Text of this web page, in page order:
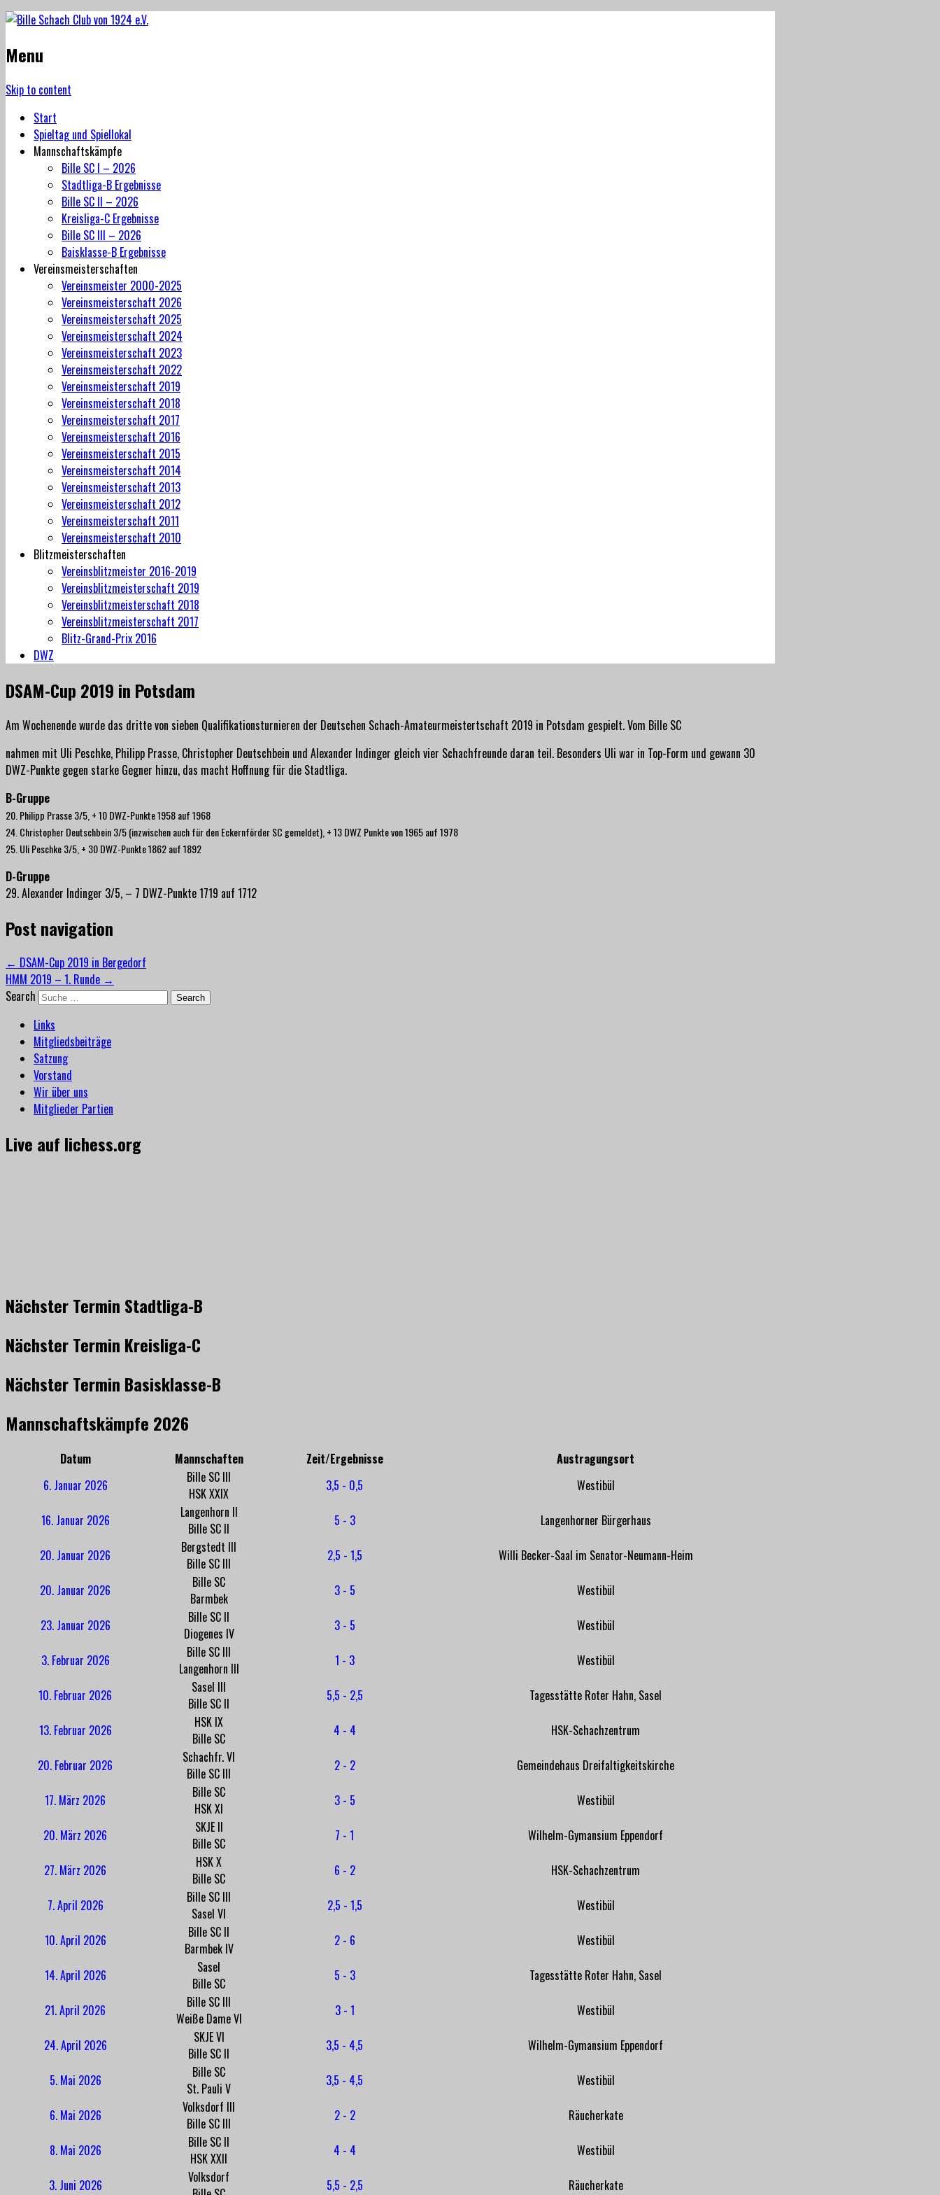
Menu
Skip to content
Start
Spieltag und Spiellokal
Mannschaftskämpfe
Bille SC I – 2026
Stadtliga-B Ergebnisse
Bille SC II – 2026
Kreisliga-C Ergebnisse
Bille SC III – 2026
Baisklasse-B Ergebnisse
Vereinsmeisterschaften
Vereinsmeister 2000-2025
Vereinsmeisterschaft 2026
Vereinsmeisterschaft 2025
Vereinsmeisterschaft 2024
Vereinsmeisterschaft 2023
Vereinsmeisterschaft 2022
Vereinsmeisterschaft 2019
Vereinsmeisterschaft 2018
Vereinsmeisterschaft 2017
Vereinsmeisterschaft 2016
Vereinsmeisterschaft 2015
Vereinsmeisterschaft 2014
Vereinsmeisterschaft 2013
Vereinsmeisterschaft 2012
Vereinsmeisterschaft 2011
Vereinsmeisterschaft 2010
Blitzmeisterschaften
Vereinsblitzmeister 2016-2019
Vereinsblitzmeisterschaft 2019
Vereinsblitzmeisterschaft 2018
Vereinsblitzmeisterschaft 2017
Blitz-Grand-Prix 2016
DWZ
DSAM-Cup 2019 in Potsdam
Am Wochenende wurde das dritte von sieben Qualifikationsturnieren der Deutschen Schach-Amateurmeistertschaft 2019 in Potsdam gespielt. Vom Bille SC
nahmen mit Uli Peschke, Philipp Prasse, Christopher Deutschbein und Alexander Indinger gleich vier Schachfreunde daran teil. Besonders Uli war in Top-Form und gewann 30
DWZ-Punkte gegen starke Gegner hinzu, das macht Hoffnung für die Stadtliga.
B-Gruppe
20. Philipp Prasse 3/5, + 10 DWZ-Punkte 1958 auf 1968
24. Christopher Deutschbein 3/5 (inzwischen auch für den Eckernförder SC gemeldet), + 13 DWZ Punkte von 1965 auf 1978
25. Uli Peschke 3/5, + 30 DWZ-Punkte 1862 auf 1892
D-Gruppe
29. Alexander Indinger 3/5, – 7 DWZ-Punkte 1719 auf 1712
Post navigation
← DSAM-Cup 2019 in Bergedorf
HMM 2019 – 1. Runde →
Search
Links
Mitgliedsbeiträge
Satzung
Vorstand
Wir über uns
Mitglieder Partien
Live auf lichess.org
Nächster Termin Stadtliga-B
Nächster Termin Kreisliga-C
Nächster Termin Basisklasse-B
Mannschaftskämpfe 2026
Datum Mannschaften Zeit/Ergebnisse
Austragungsort
6. Januar 2026
Bille SC III
HSK XXIX
3,5 - 0,5 Westibül
16. Januar 2026
Langenhorn II
Bille SC II
5 - 3 Langenhorner Bürgerhaus
20. Januar 2026
Bergstedt III
Bille SC III
2,5 - 1,5 Willi Becker-Saal im Senator-Neumann-Heim
20. Januar 2026
Bille SC
Barmbek
3 - 5 Westibül
23. Januar 2026
Bille SC II
Diogenes IV
3 - 5 Westibül
3. Februar 2026
Bille SC III
Langenhorn III
1 - 3 Westibül
10. Februar 2026
Sasel III
Bille SC II
5,5 - 2,5 Tagesstätte Roter Hahn, Sasel
13. Februar 2026
HSK IX
Bille SC
4 - 4 HSK-Schachzentrum
20. Februar 2026
Schachfr. VI
Bille SC III
2 - 2 Gemeindehaus Dreifaltigkeitskirche
17. März 2026
Bille SC
HSK XI
3 - 5 Westibül
20. März 2026
SKJE II
Bille SC
7 - 1 Wilhelm-Gymansium Eppendorf
27. März 2026
HSK X
Bille SC
6 - 2 HSK-Schachzentrum
7. April 2026
Bille SC III
Sasel VI
2,5 - 1,5 Westibül
10. April 2026
Bille SC II
Barmbek IV
2 - 6 Westibül
14. April 2026
Sasel
Bille SC
5 - 3 Tagesstätte Roter Hahn, Sasel
21. April 2026
Bille SC III
Weiße Dame VI
3 - 1 Westibül
24. April 2026
SKJE VI
Bille SC II
3,5 - 4,5 Wilhelm-Gymansium Eppendorf
5. Mai 2026
Bille SC
St. Pauli V
3,5 - 4,5 Westibül
6. Mai 2026
Volksdorf III
Bille SC III
2 - 2 Räucherkate
8. Mai 2026
Bille SC II
HSK XXII
4 - 4 Westibül
3. Juni 2026
Volksdorf
5,5 - 2,5 Räucherkate